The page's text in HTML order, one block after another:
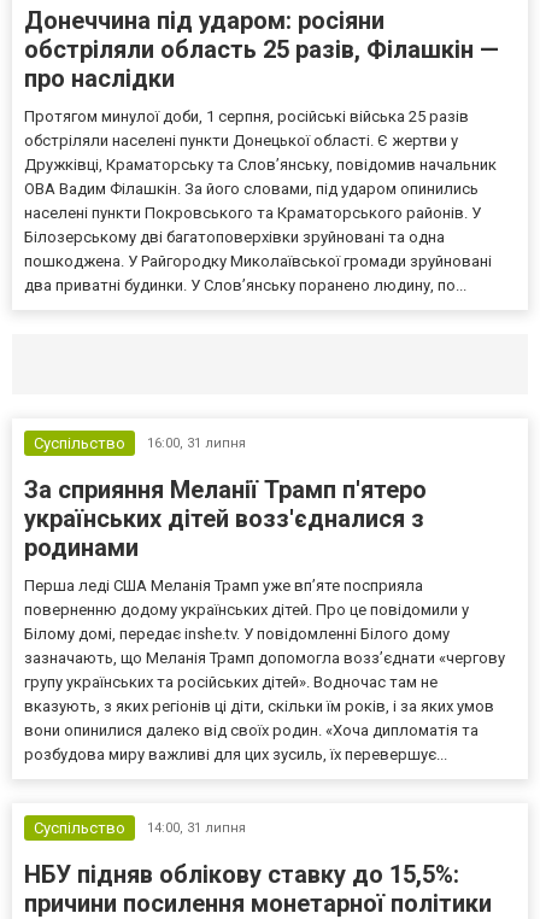
Донеччина під ударом: росіяни
обстріляли область 25 разів, Філашкін —
про наслідки
Протягом минулої доби, 1 серпня, російські війська 25 разів
обстріляли населені пункти Донецької області. Є жертви у
Дружківці, Краматорську та Слов’янську, повідомив начальник
ОВА Вадим Філашкін. За його словами, під ударом опинились
населені пункти Покровського та Краматорського районів. У
Білозерському дві багатоповерхівки зруйновані та одна
пошкоджена. У Райгородку Миколаївської громади зруйновані
два приватні будинки. У Слов’янську поранено людину, по...
Суспільство 16:00, 31 липня
За сприяння Меланії Трамп п'ятеро
українських дітей возз'єдналися з
родинами
Перша леді США Меланія Трамп уже впʼяте посприяла
поверненню додому українських дітей. Про це повідомили у
Білому домі, передає inshe.tv. У повідомленні Білого дому
зазначають, що Меланія Трамп допомогла возз’єднати «чергову
групу українських та російських дітей». Водночас там не
вказують, з яких регіонів ці діти, скільки їм років, і за яких умов
вони опинилися далеко від своїх родин. «Хоча дипломатія та
розбудова миру важливі для цих зусиль, їх перевершує...
Суспільство 14:00, 31 липня
НБУ підняв облікову ставку до 15,5%:
причини посилення монетарної політики